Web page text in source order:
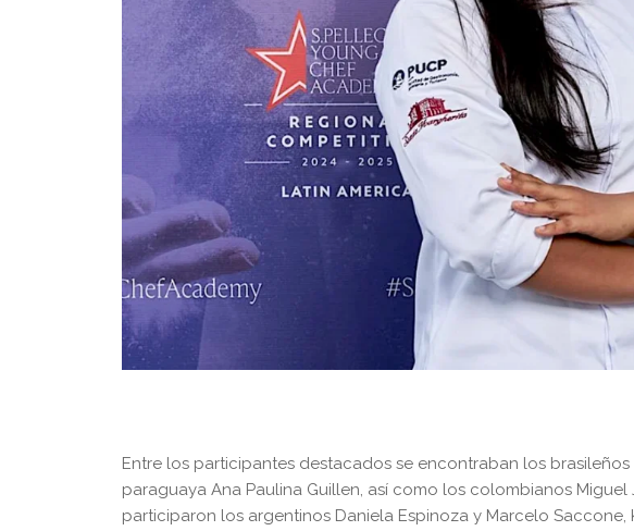
Entre los participantes destacados se encontraban los
paraguaya Ana Paulina Guillen, así como los colombianos Miguel
participaron los argentinos Daniela Espinoza y Marcelo Saccone,